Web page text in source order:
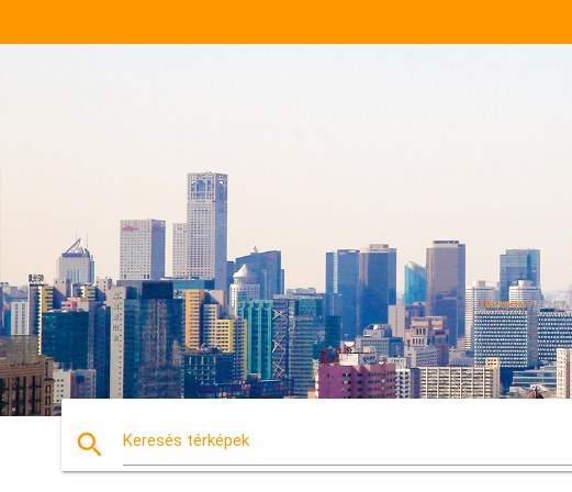
search Keresés térképek